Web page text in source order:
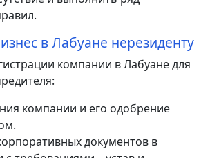
в Лабуане нерезиденту
компании в Лабуане для
компании и его одобрение
документов в